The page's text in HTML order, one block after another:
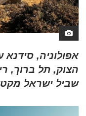
אפולוניה,
הצוק, תל ברוך,
שביל ישראל מקטע 18 : ברגל או